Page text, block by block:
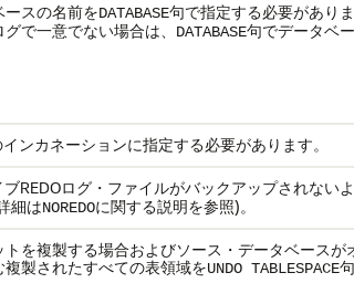
ースの名前をDATABASE句で指定する必要があり
で一意でない場合は、
DATABASE句でデータベ
ンカネーションに指定する必要があります。
REDOログ・ファイルがバックアップされないよ
細はNOREDOに関する説明を参照)。
を複製する場合およびソース・データベース
製されたすべての表領域をUNDO TABLESPACE